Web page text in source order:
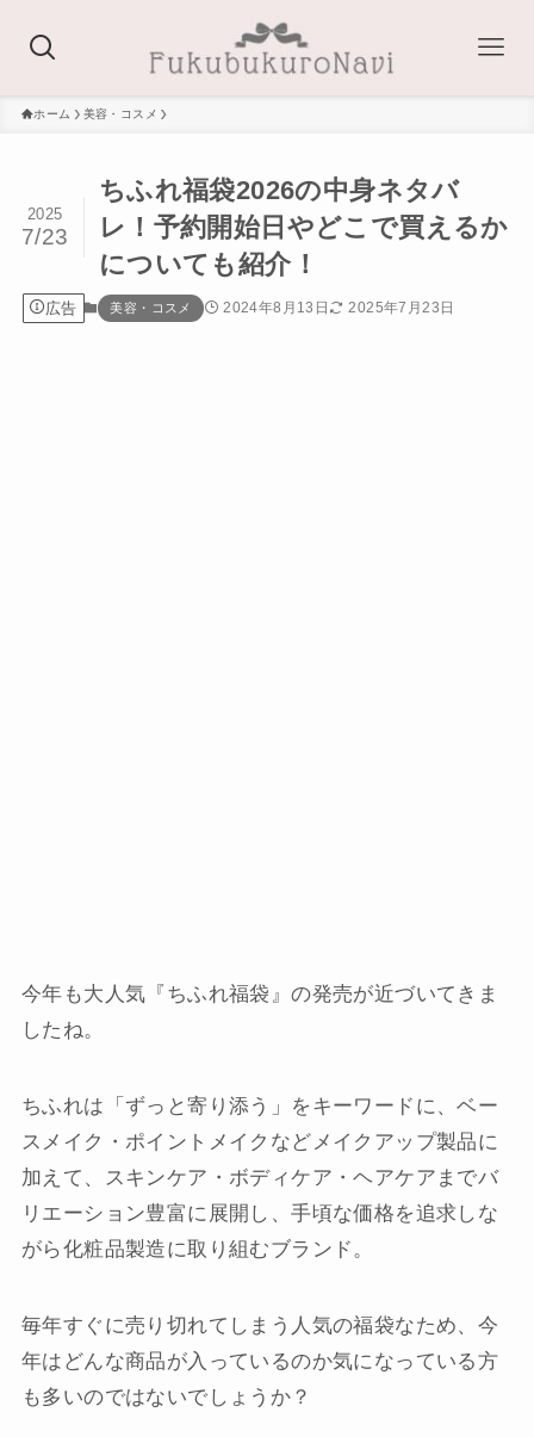
ホーム 美容・コスメ
ちふれ福袋2026の中身ネタバ
レ！予約開始日やどこで買えるか
についても紹介！
2025
7/23
広告 美容・コスメ 2024年8月13日 2025年7月23日
今年も大人気『ちふれ福袋』の発売が近づいてきま
したね。
ちふれは「ずっと寄り添う」をキーワードに、ベー
スメイク・ポイントメイクなどメイクアップ製品に
加えて、スキンケア・ボディケア・ヘアケアまでバ
リエーション豊富に展開し、手頃な価格を追求しな
がら化粧品製造に取り組むブランド。
毎年すぐに売り切れてしまう人気の福袋なため、今
年はどんな商品が入っているのか気になっている方
も多いのではないでしょうか？